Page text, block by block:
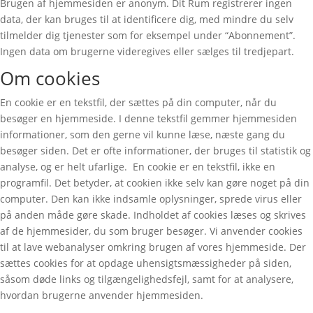
Brugen af hjemmesiden er anonym. Dit Rum registrerer ingen
data, der kan bruges til at identificere dig, med mindre du selv
tilmelder dig tjenester som for eksempel under “Abonnement”.
Ingen data om brugerne videregives eller sælges til tredjepart.
Om cookies
En cookie er en tekstfil, der sættes på din computer, når du
besøger en hjemmeside. I denne tekstfil gemmer hjemmesiden
informationer, som den gerne vil kunne læse, næste gang du
besøger siden. Det er ofte informationer, der bruges til statistik og
analyse, og er helt ufarlige. En cookie er en tekstfil, ikke en
programfil. Det betyder, at cookien ikke selv kan gøre noget på din
computer. Den kan ikke indsamle oplysninger, sprede virus eller
på anden måde gøre skade. Indholdet af cookies læses og skrives
af de hjemmesider, du som bruger besøger. Vi anvender cookies
til at lave webanalyser omkring brugen af vores hjemmeside. Der
sættes cookies for at opdage uhensigtsmæssigheder på siden,
såsom døde links og tilgængelighedsfejl, samt for at analysere,
hvordan brugerne anvender hjemmesiden.